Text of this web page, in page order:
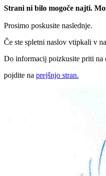
Strani ni bilo mogoče najti.
Prosimo poskusite naslednje.
Če ste spletni naslov vtipkali v
Do informacij poizkusite priti na
pojdite na prejšnjo stran.